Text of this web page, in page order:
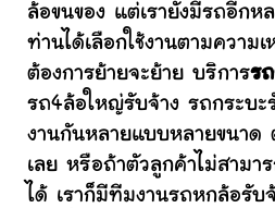
ล้อขนของ แต่เรายังมีรถอีกห
ท่านได้เลือกใช้งานตามความ
ต้องการย้ายจะย้าย บริการร
รถ4ล้อใหญ่รับจ้าง รถกระบะ
งานกันหลายแบบหลายขนาด
เลย หรือถ้าตัวลูกค้าไม่สามา
ได้ เราก็มีทีมงานรถหกล้อรับจ้